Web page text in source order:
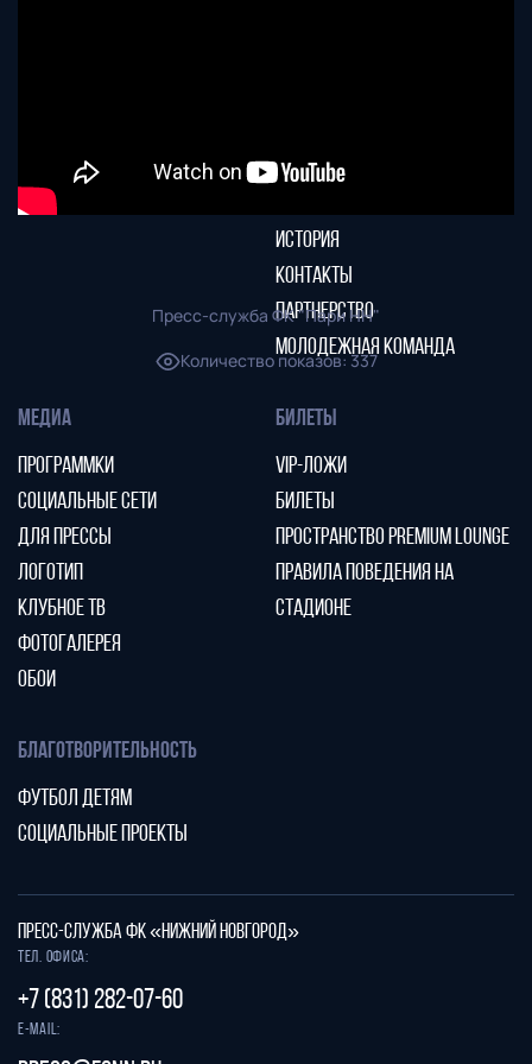
Пресс-служба ФК "Пари НН"
Количество показов:337
СТАРЫЙ САЙТ
КЛУБ
ИСТОРИЯ
КОНТАКТЫ
ПАРТНЕРСТВО
МОЛОДЕЖНАЯ КОМАНДА
МЕДИА
ПРОГРАММКИ
СОЦИАЛЬНЫЕ СЕТИ
ДЛЯ ПРЕССЫ
ЛОГОТИП
КЛУБНОЕ ТВ
ФОТОГАЛЕРЕЯ
ОБОИ
БИЛЕТЫ
VIP-ЛОЖИ
БИЛЕТЫ
ПРОСТРАНСТВО PREMIUM LOUNGE
ПРАВИЛА ПОВЕДЕНИЯ НА
СТАДИОНЕ
БЛАГОТВОРИТЕЛЬНОСТЬ
ФУТБОЛ ДЕТЯМ
СОЦИАЛЬНЫЕ ПРОЕКТЫ
ПРЕСС-СЛУЖБА ФК «НИЖНИЙ НОВГОРОД»
Тел. офиса:
+7 (831) 282-07-60
E-mail: